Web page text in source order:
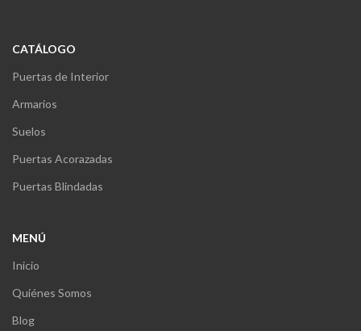
CATÁLOGO
Puertas de Interior
Armarios
Suelos
Puertas Acorazadas
Puertas Blindadas
MENÚ
Inicio
Quiénes Somos
Blog